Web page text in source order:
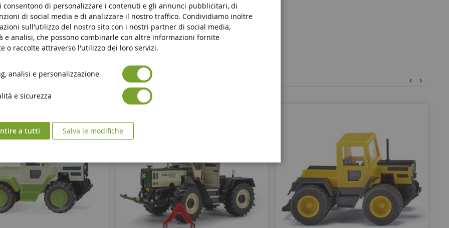
‹ ›
consentono di personalizzare i contenuti e gli annunci pubblicitari, di
di social media e di analizzare il nostro traffico. Condividiamo inoltre
sull'utilizzo del nostro sito con i nostri partner di social media,
e analisi, che possono combinarle con altre informazioni fornite
o raccolte attraverso l'utilizzo dei loro servizi.
analisi e personalizzazione
e sicurezza
a tutti Salva le modifiche